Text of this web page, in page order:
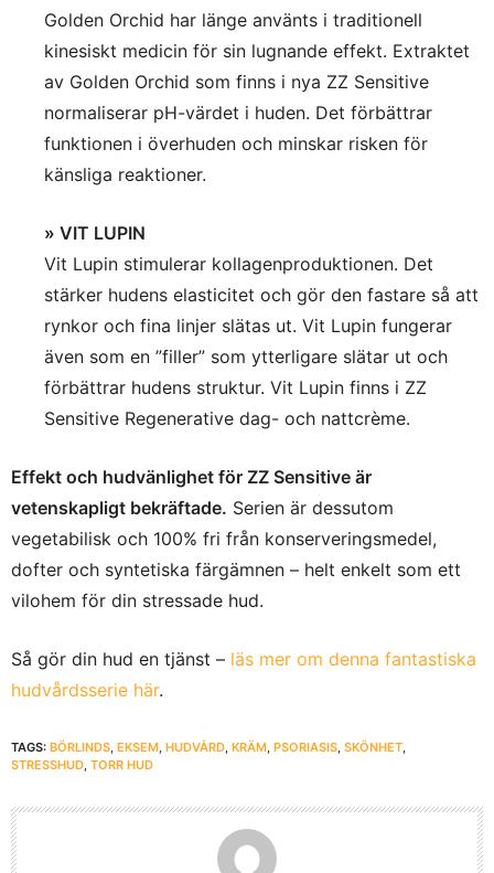
Golden Orchid har länge använts i traditionell
kinesiskt medicin för sin lugnande effekt. Extraktet
av Golden Orchid som finns i nya ZZ Sensitive
normaliserar pH-värdet i huden. Det förbättrar
funktionen i överhuden och minskar risken för
känsliga reaktioner.
» VIT LUPIN
Vit Lupin stimulerar kollagenproduktionen. Det
stärker hudens elasticitet och gör den fastare så att
rynkor och fina linjer slätas ut. Vit Lupin fungerar
även som en ”filler” som ytterligare slätar ut och
förbättrar hudens struktur. Vit Lupin finns i ZZ
Sensitive Regenerative dag- och nattcrème.
Effekt och hudvänlighet för ZZ Sensitive är
vetenskapligt bekräftade. Serien är dessutom
vegetabilisk och 100% fri från konserveringsmedel,
dofter och syntetiska färgämnen – helt enkelt som ett
vilohem för din stressade hud.
Så gör din hud en tjänst – läs mer om denna fantastiska
hudvårdsserie här.
TAGS: BÖRLINDS, EKSEM, HUDVÅRD, KRÄM, PSORIASIS, SKÖNHET,
STRESSHUD, TORR HUD